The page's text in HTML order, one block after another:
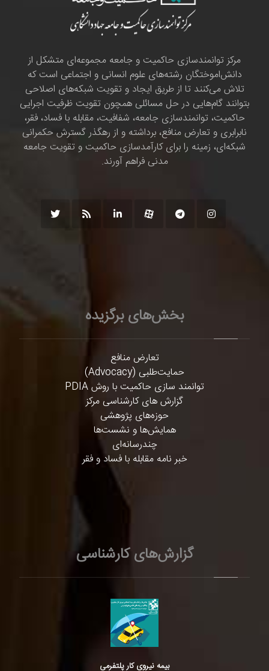
مرکز توانمندسازی حاکمیت و جامعه مجموعه‌ای متشکل از
دانش‌اموختگان رشته‌های علوم انسانی و اجتماعی است که
تلاش می‌کنند تا از طریق ایجاد و تقویت شبکه‌های اصلاحی
بتوانند گام‌هایی در حل مسائلی همچون تقویت ظرفیت اجرایی
حاکمیت، توانمندسازی جامعه، شفافیت، مقابله با فساد، فقر،
نابرابری و تعارض منافع، برداشته و از رهگذر گسترش حکمرانی
شبکه‌ای، زمینه را برای کارآمدسازی حاکمیت و تقویت جامعه
مدنی فراهم آورند.
بخش‌های برگزیده
تعارض منافع
حمایت‌طلبی (Advocacy)
توانمند سازی حاکمیت با روش PDIA
گزارش های کارشناسی مرکز
حوزه‌های پژوهشی
همایش‌ها و نشست‌ها
چندرسانه‌ای
خبر نامه مقابله با فساد و فقر
گزارش‌های کارشناسی
بیمه نیروی کار پلتفرمی